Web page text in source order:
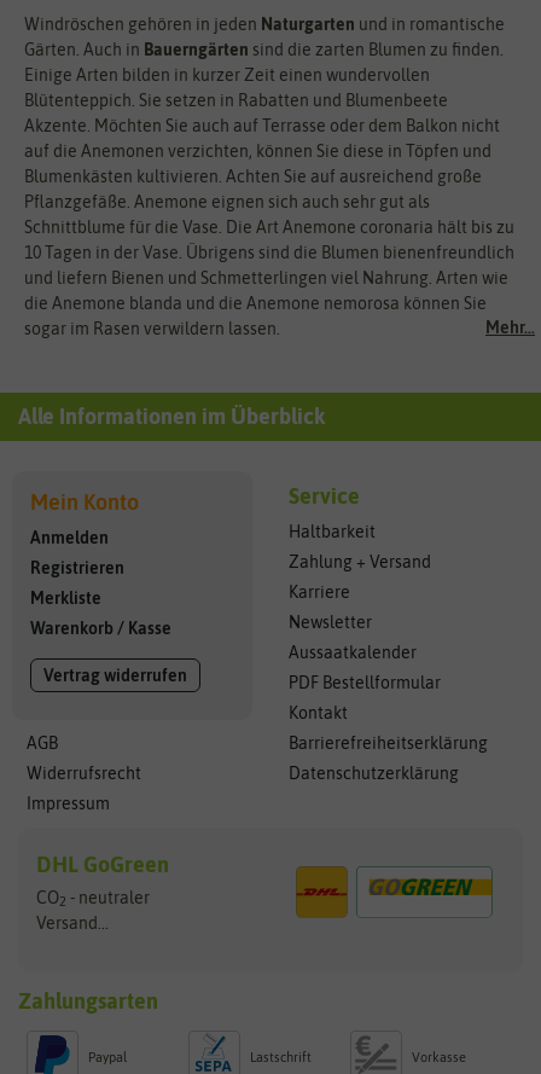
Mehr...
Windröschen gehören in jeden Naturgarten und in romantische
Gärten. Auch in Bauerngärten sind die zarten Blumen zu finden.
Einige Arten bilden in kurzer Zeit einen wundervollen
Blütenteppich. Sie setzen in Rabatten und Blumenbeete
Akzente. Möchten Sie auch auf Terrasse oder dem Balkon nicht
auf die Anemonen verzichten, können Sie diese in Töpfen und
Blumenkästen kultivieren. Achten Sie auf ausreichend große
Pflanzgefäße. Anemone eignen sich auch sehr gut als
Schnittblume für die Vase. Die Art Anemone coronaria hält bis zu
10 Tagen in der Vase. Übrigens sind die Blumen bienenfreundlich
und liefern Bienen und Schmetterlingen viel Nahrung. Arten wie
die Anemone blanda und die Anemone nemorosa können Sie
sogar im Rasen verwildern lassen.
Alle Informationen im Überblick
Mein Konto
Anmelden
Registrieren
Merkliste
Warenkorb / Kasse
Vertrag widerrufen
AGB
Widerrufsrecht
Impressum
Service
Haltbarkeit
Zahlung + Versand
Karriere
Newsletter
Aussaatkalender
PDF Bestellformular
Kontakt
Barrierefreiheitserklärung
Datenschutzerklärung
DHL GoGreen
CO2 - neutraler
Versand...
Zahlungsarten
Paypal Lastschrift Vorkasse